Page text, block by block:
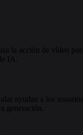
la acción de vídeo
IA.
ayudan a los usuarios
generación.